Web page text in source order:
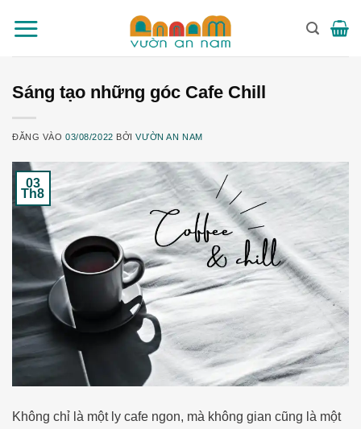
qua
Sáng tạo những góc Cafe Chill
ĐĂNG VÀO03/08/2022 BỞIVƯỜN AN NAM
03
Th8
Không chỉ là một ly cafe ngon, mà không gian cũng là một